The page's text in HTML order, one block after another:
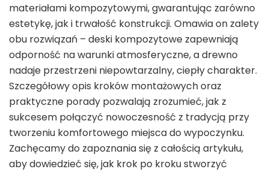
materiałami kompozytowymi, gwarantując zarówno
estetykę, jak i trwałość konstrukcji. Omawia on zalety
obu rozwiązań – deski kompozytowe zapewniają
odporność na warunki atmosferyczne, a drewno
nadaje przestrzeni niepowtarzalny, ciepły charakter.
Szczegółowy opis kroków montażowych oraz
praktyczne porady pozwalają zrozumieć, jak z
sukcesem połączyć nowoczesność z tradycją przy
tworzeniu komfortowego miejsca do wypoczynku.
Zachęcamy do zapoznania się z całością artykułu,
aby dowiedzieć się, jak krok po kroku stworzyć